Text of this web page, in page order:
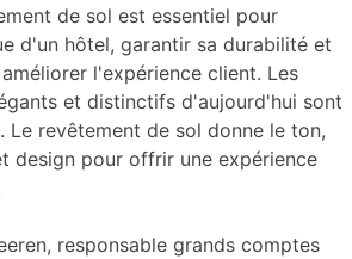
de sol est essentiel pour
d'un hôtel, garantir sa durabilité et
l'expérience client. Les
et distinctifs d'aujourd'hui sont
Le revêtement de sol donne le ton,
design pour offrir une expérience
responsable grands comptes